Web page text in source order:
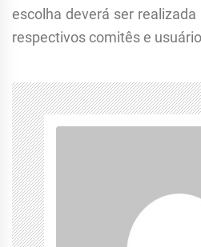
escolha deverá ser
respectivos comitês e